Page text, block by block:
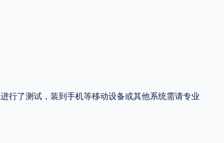
行了测试，装到手机等移动设备或其他系统需请专业